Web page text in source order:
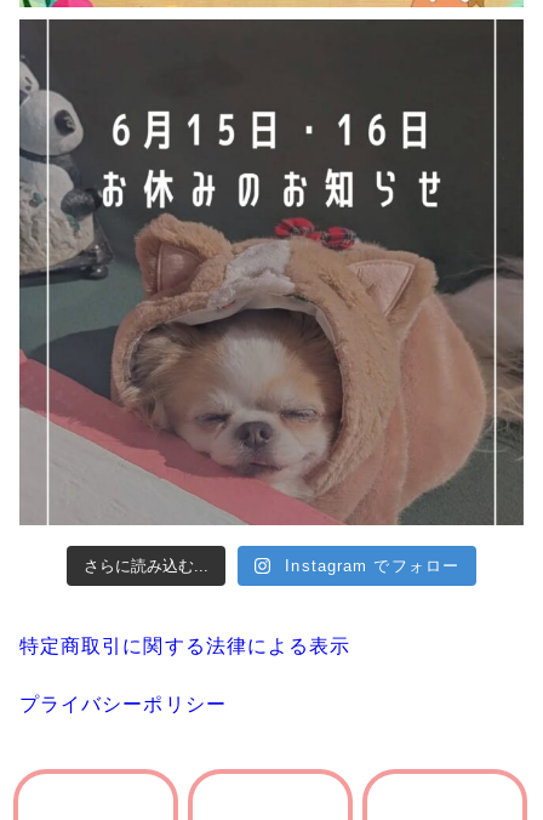
さらに読み込む... Instagram でフォロー
特定商取引に関する法律による表示
プライバシーポリシー